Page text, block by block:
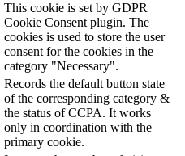
This cookie is set by GDPR
Cookie Consent plugin. The
cookies is used to store the user
consent for the cookies in the
category "Necessary".
Records the default button state
of the corresponding category &
the status of CCPA. It works
only in coordination with the
primary cookie.